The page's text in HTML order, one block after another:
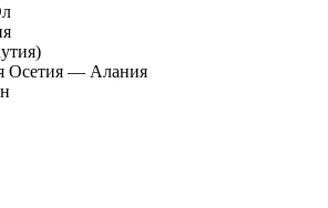
Осетия — Алания